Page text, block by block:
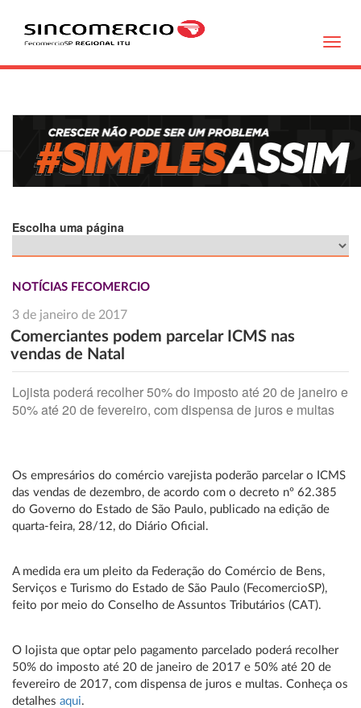
Escolha uma página
NOTÍCIAS FECOMERCIO
3 de janeiro de 2017
Comerciantes podem parcelar ICMS nas
vendas de Natal
Lojista poderá recolher 50% do imposto até 20 de janeiro e
50% até 20 de fevereiro, com dispensa de juros e multas
Os empresários do comércio varejista poderão parcelar o ICMS
das vendas de dezembro, de acordo com o decreto nº 62.385
do Governo do Estado de São Paulo, publicado na edição de
quarta-feira, 28/12, do Diário Oficial.
A medida era um pleito da Federação do Comércio de Bens,
Serviços e Turismo do Estado de São Paulo (FecomercioSP),
feito por meio do Conselho de Assuntos Tributários (CAT).
O lojista que optar pelo pagamento parcelado poderá recolher
50% do imposto até 20 de janeiro de 2017 e 50% até 20 de
fevereiro de 2017, com dispensa de juros e multas. Conheça os
detalhes aqui.